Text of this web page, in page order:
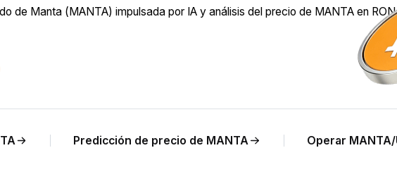
de Manta (MANTA) impulsada por IA y análisis del precio de MANTA en
Predicción de precio de MANTA Operar MANTA/